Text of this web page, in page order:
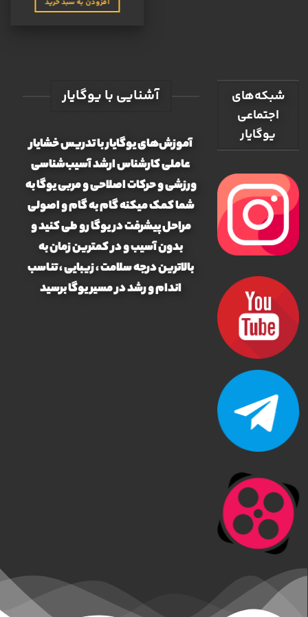
افزودن به سبد خرید
شبکه‌های
اجتماعی
یوگایار
آشنایی با یوگایار
آموزش‌های یوگایار با تدریس خشایار
عاملی کارشناس ارشد آسیب‌شناسی
ورزشی و حرکات اصلاحی و مربی یوگا به
شما کمک میکنه گام به گام و اصولی
مراحل پیشرفت در یوگا رو طی کنید و
بدون آسیب و در کمترین زمان به
بالاترین درجه سلامت ، زیبایی ، تناسب
اندام و رشد در مسیر یوگا برسید